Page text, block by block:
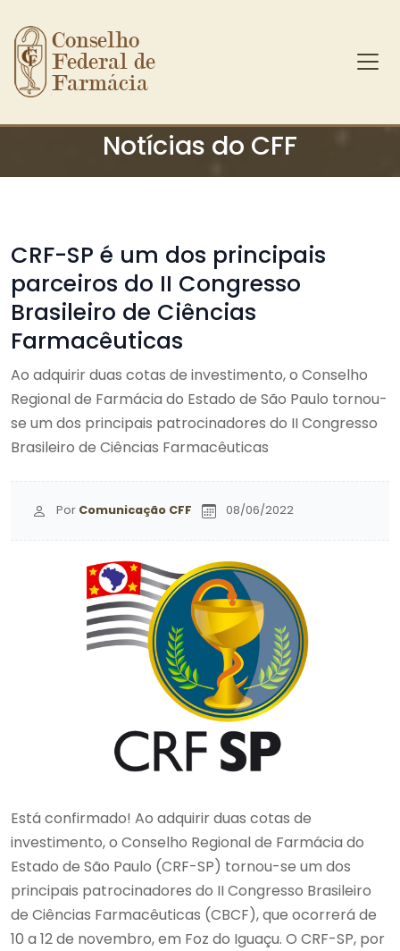
Ir para o conteúdo principal
Conselho
Federal de
Farmácia
Notícias do CFF
CRF-SP é um dos principais
parceiros do II Congresso
Brasileiro de Ciências
Farmacêuticas
Ao adquirir duas cotas de investimento, o Conselho
Regional de Farmácia do Estado de São Paulo tornou-
se um dos principais patrocinadores do II Congresso
Brasileiro de Ciências Farmacêuticas
Por Comunicação CFF 08/06/2022
Está confirmado! Ao adquirir duas cotas de
investimento, o Conselho Regional de Farmácia do
Estado de São Paulo (CRF-SP) tornou-se um dos
principais patrocinadores do II Congresso Brasileiro
de Ciências Farmacêuticas (CBCF), que ocorrerá de
10 a 12 de novembro, em Foz do Iguaçu. O CRF-SP, por